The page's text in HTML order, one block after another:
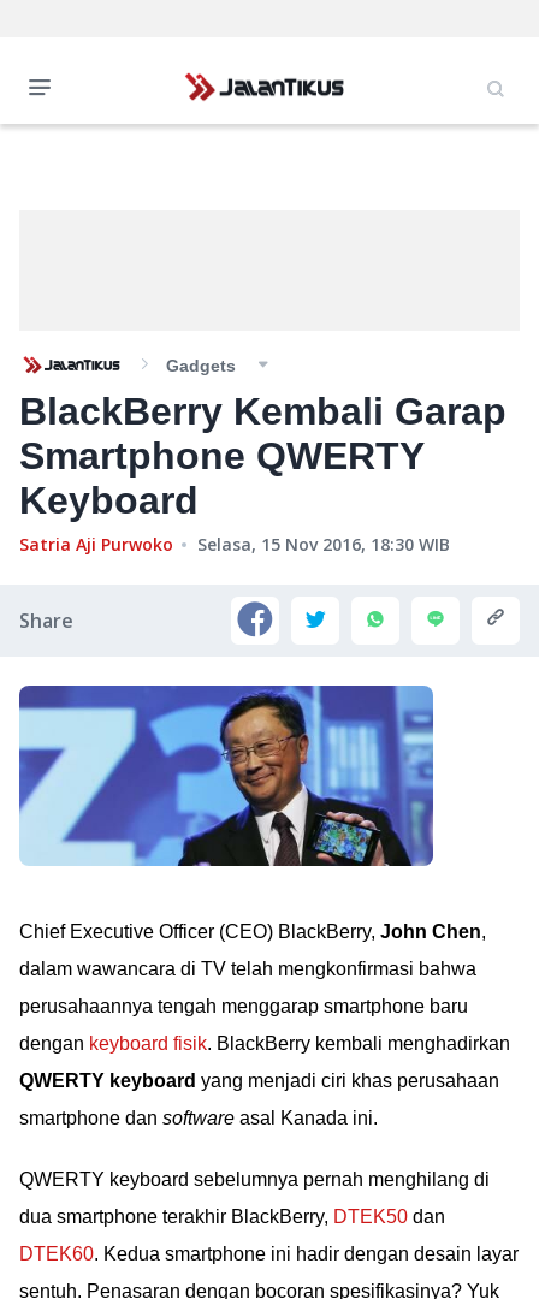
Gadgets
BlackBerry Kembali Garap
Smartphone QWERTY
Keyboard
Satria Aji Purwoko Selasa, 15 Nov 2016, 18:30 WIB
Share
Chief Executive Officer (CEO) BlackBerry, John Chen,
dalam wawancara di TV telah mengkonfirmasi bahwa
perusahaannya tengah menggarap smartphone baru
dengan keyboard fisik. BlackBerry kembali menghadirkan
QWERTY keyboard yang menjadi ciri khas perusahaan
smartphone dan software asal Kanada ini.
QWERTY keyboard sebelumnya pernah menghilang di
dua smartphone terakhir BlackBerry, DTEK50 dan
DTEK60. Kedua smartphone ini hadir dengan desain layar
sentuh. Penasaran dengan bocoran spesifikasinya? Yuk